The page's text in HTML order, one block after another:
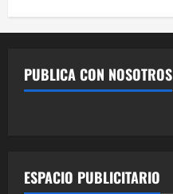
PUBLICA CON NOSOTROS
ESPACIO PUBLICITARIO